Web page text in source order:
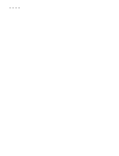
----